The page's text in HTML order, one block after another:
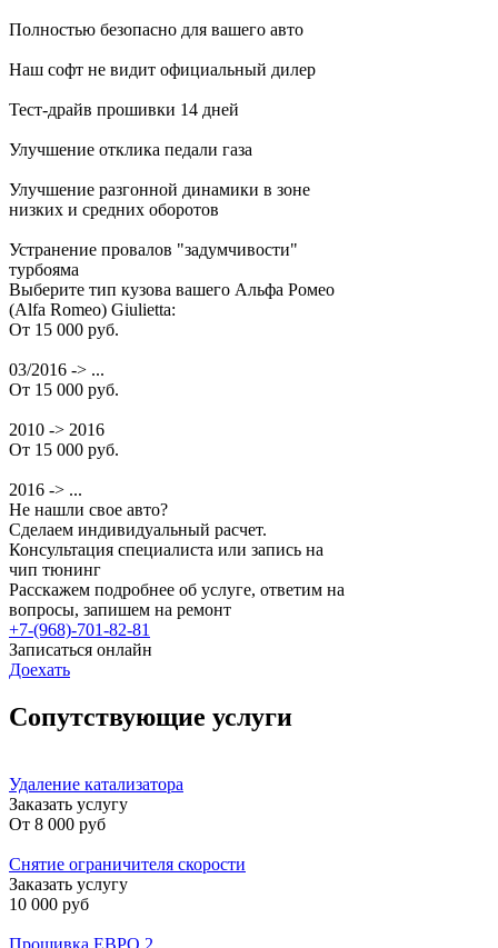
Полностью безопасно для вашего авто
Наш софт не видит официальный дилер
Тест-драйв прошивки 14 дней
Улучшение отклика педали газа
Улучшение разгонной динамики в зоне
низких и средних оборотов
Устранение провалов "задумчивости"
турбояма
Выберите тип кузова вашего Альфа Ромео
(Alfa Romeo) Giulietta:
От 15 000 руб.
03/2016 -> ...
От 15 000 руб.
2010 -> 2016
От 15 000 руб.
2016 -> ...
Не нашли свое авто?
Сделаем индивидуальный расчет.
Консультация специалиста или запись на
чип тюнинг
Расскажем подробнее об услуге, ответим на
вопросы, запишем на ремонт
+7-(968)-701-82-81
Записаться онлайн
Доехать
Сопутствующие услуги
Удаление катализатора
Заказать услугу
От 8 000 руб
Снятие ограничителя скорости
Заказать услугу
10 000 руб
Прошивка ЕВРО 2